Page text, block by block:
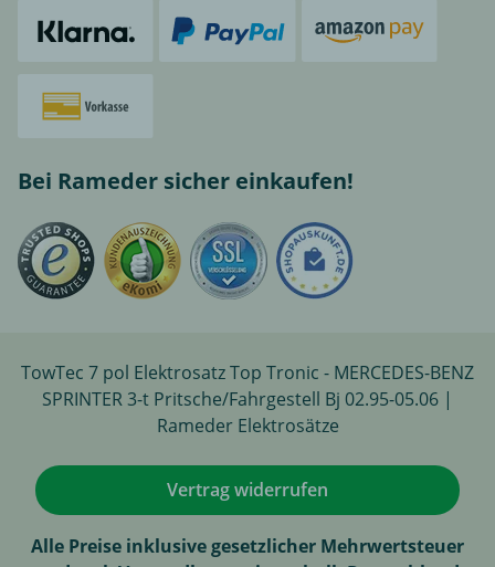
Bei Rameder sicher einkaufen!
TowTec 7 pol Elektrosatz Top Tronic - MERCEDES-BENZ
SPRINTER 3-t Pritsche/Fahrgestell Bj 02.95-05.06 |
Rameder Elektrosätze
Vertrag widerrufen
Alle Preise inklusive gesetzlicher Mehrwertsteuer